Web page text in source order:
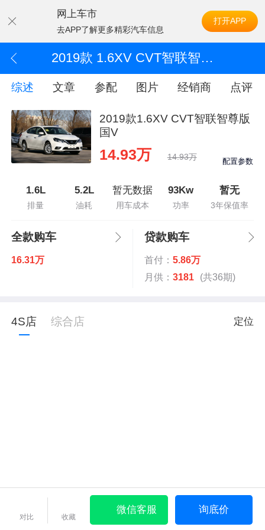
网上车市
去APP了解更多精彩汽车信息
打开APP
2019款 1.6XV CVT智联智尊版 国V
综述 文章 参配 图片 经销商 点评
2019款1.6XV CVT智联智尊版
国V
14.93万 14.93万 配置参数
1.6L
排量
5.2L
油耗
暂无数据
用车成本
93Kw
功率
暂无
3年保值率
全款购车
16.31万
贷款购车
首付： 5.86万
月供： 3181 (共36期)
4S店 综合店 定位
对比 收藏
微信客服 询底价